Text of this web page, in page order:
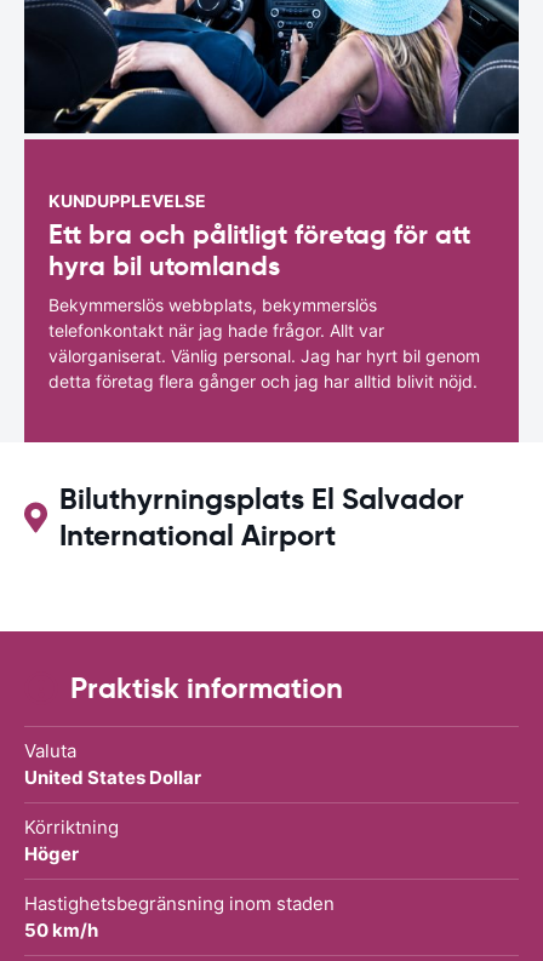
KUNDUPPLEVELSE
Ett bra och pålitligt företag för att
hyra bil utomlands
Bekymmerslös webbplats, bekymmerslös
telefonkontakt när jag hade frågor. Allt var
välorganiserat. Vänlig personal. Jag har hyrt bil genom
detta företag flera gånger och jag har alltid blivit nöjd.
Biluthyrningsplats El Salvador
International Airport
Praktisk information
Valuta
United States Dollar
Körriktning
Höger
Hastighetsbegränsning inom staden
50 km/h